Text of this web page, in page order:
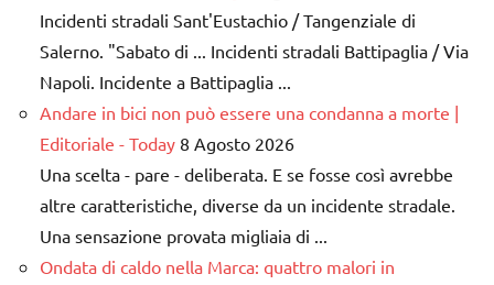
Incidenti stradali Sant'Eustachio / Tangenziale di
Salerno. "Sabato di ... Incidenti stradali Battipaglia / Via
Napoli. Incidente a Battipaglia ...
Andare in bici non può essere una condanna a morte |
Editoriale - Today 8 Agosto 2026
Una scelta - pare - deliberata. E se fosse così avrebbe
altre caratteristiche, diverse da un incidente stradale.
Una sensazione provata migliaia di ...
Ondata di caldo nella Marca: quattro malori in